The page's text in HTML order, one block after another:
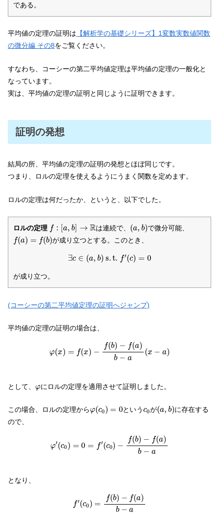
である。
平均値の定理の証明は 【解析学の基礎シリーズ】1変数実数値関数
の微分編 その8をご覧ください。
すなわち、コーシーの第二平均値定理は平均値の定理の一般化と
なっています。
実は、平均値の定理の証明と同じように証明できます。
証明の発想
結局の所、平均値の定理の証明の発想とほぼ同じです。
つまり、ロルの定理を使えるようにうまく関数を定めます。
ロルの定理は何だったか、というと、以下でした。
ロルの定理 f : [a, b] → R
: , → は連続で、 (a, b)
( b )で微分可能、
f(a) = f(b)
(a )= ) が成り立つとする。このとき、
∃c ∈ (a, b) s.t. f′(c) = 0
∈ ,b . f′( c)
が成り立つ。
(コーシーの第二平均値定理の証明へジャンプ)
平均値の定理の証明の場合は、
φ(x) = f(x) −
f(b) − f(a)
b − a
(x − a)
b)− f b− a(
として、 φ
φにロルの定理を適用させて証明しました。
この場合、ロルの定理からφ(c0) = 0
( 0) というc0
c0が(a, b)
(a b )に存在する
ので、
φ′(c0) = 0 = f′(c0) −
f(b) − f(a)
b − a
−f (a −a
となり、
f′(c0) =
f(b) − f(a)
b − a
b)− f b− a